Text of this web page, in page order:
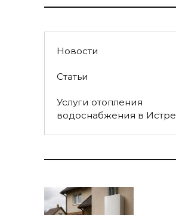
Новости
Статьи
Услуги отопления
водоснабжения в Истре